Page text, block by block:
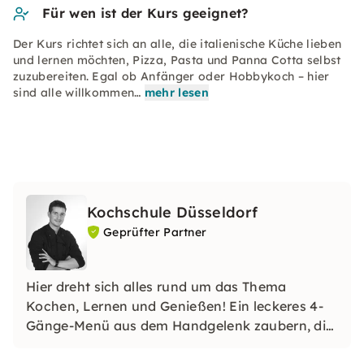
Für wen ist der Kurs geeignet?
Der Kurs richtet sich an alle, die italienische Küche lieben
und lernen möchten, Pizza, Pasta und Panna Cotta selbst
zuzubereiten. Egal ob Anfänger oder Hobbykoch – hier
sind alle willkommen… mehr lesen
Kochschule Düsseldorf
Geprüfter Partner
Hier dreht sich alles rund um das Thema
Kochen, Lernen und Genießen! Ein leckeres 4-
Gänge-Menü aus dem Handgelenk zaubern, die